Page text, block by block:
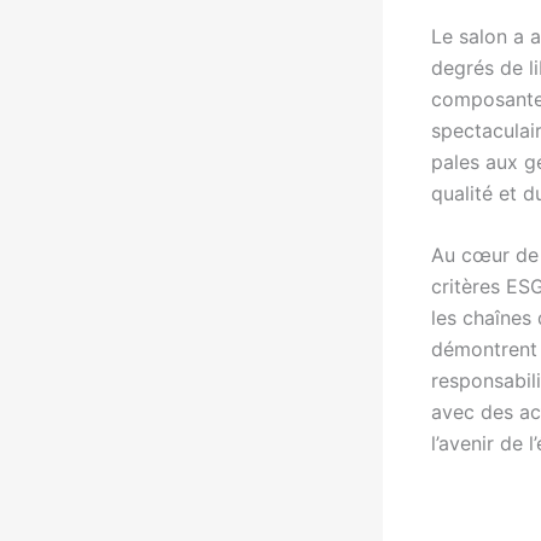
Le salon a
degrés de
pales aux
qualité et
Au cœur de
critères
les chaînes
avec des
l’avenir de